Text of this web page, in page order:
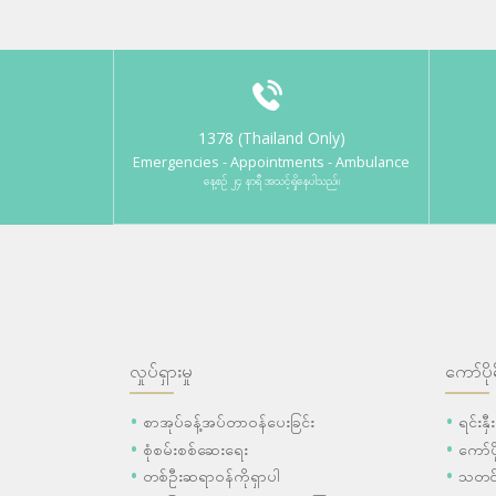
1378 (Thailand Only)
Emergencies - Appointments - Ambulance
နေ့စဉ် ၂၄ နာရီ အသင့်ရှိနေပါသည်။
လှုပ်ရှားမှု
စာအုပ်ခန့်အပ်တာဝန်ပေးခြင်း
စုံစမ်းစစ်ဆေးရေး
တစ်ဦးဆရာဝန်ကိုရှာပါ
ကော်
ရင်း
ကေ
သတင်